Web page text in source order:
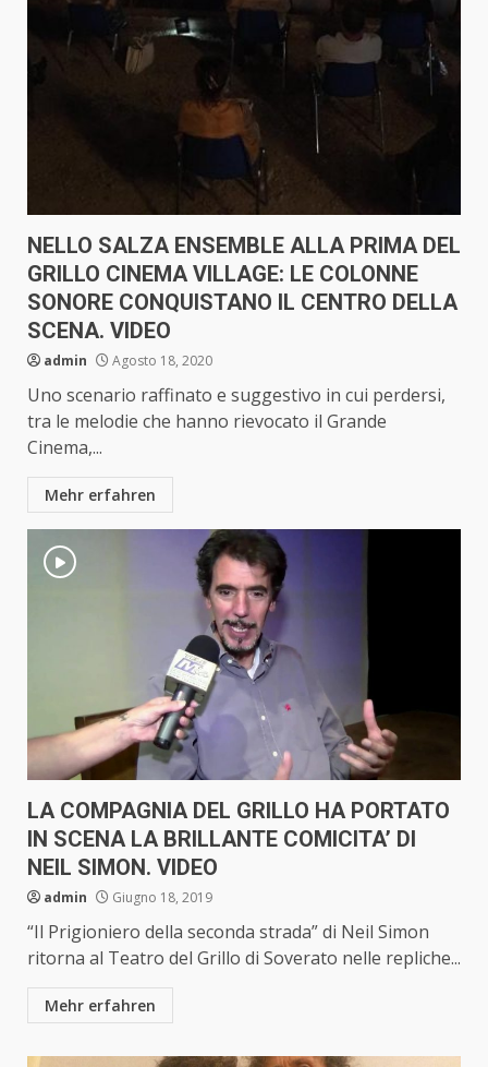
NELLO SALZA ENSEMBLE ALLA PRIMA DEL
GRILLO CINEMA VILLAGE: LE COLONNE
SONORE CONQUISTANO IL CENTRO DELLA
SCENA. VIDEO
admin Agosto 18, 2020
Uno scenario raffinato e suggestivo in cui perdersi,
tra le melodie che hanno rievocato il Grande
Cinema,...
Mehr erfahren
LA COMPAGNIA DEL GRILLO HA PORTATO
IN SCENA LA BRILLANTE COMICITA’ DI
NEIL SIMON. VIDEO
admin Giugno 18, 2019
“Il Prigioniero della seconda strada” di Neil Simon
ritorna al Teatro del Grillo di Soverato nelle repliche...
Mehr erfahren